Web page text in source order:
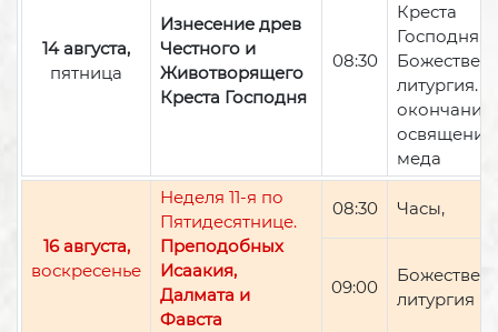
14 августа,
пятница
Изнесение древ
Честного и
Животворящего
Креста Господня
08:30
Креста
Господня,
литургия.
окончании
освящение
меда
16 августа,
воскресенье
Неделя 11-я по
Пятидесятнице.
Преподобных
Исаакия,
Далмата и
Фавста
08:30 Часы,
09:00
литургия